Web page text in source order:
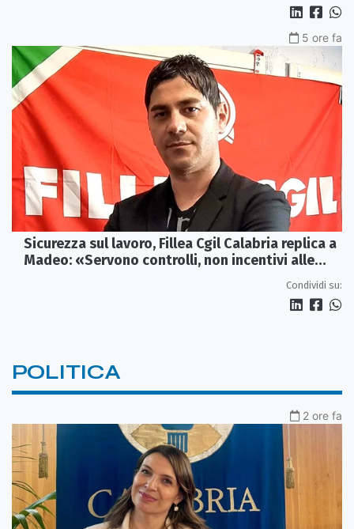
5 ore fa
Sicurezza sul lavoro, Fillea Cgil Calabria replica a
Madeo: «Servono controlli, non incentivi alle
Condividi su:
POLITICA
2 ore fa